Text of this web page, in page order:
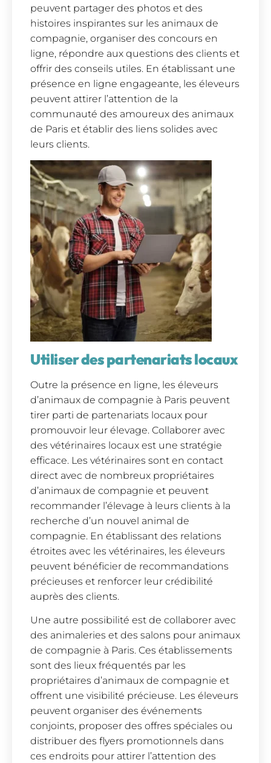
peuvent partager des photos et des
histoires inspirantes sur les animaux de
compagnie, organiser des concours en
ligne, répondre aux questions des clients et
offrir des conseils utiles. En établissant une
présence en ligne engageante, les éleveurs
peuvent attirer l’attention de la
communauté des amoureux des animaux
de Paris et établir des liens solides avec
leurs clients.
Utiliser des partenariats locaux
Outre la présence en ligne, les éleveurs
d’animaux de compagnie à Paris peuvent
tirer parti de partenariats locaux pour
promouvoir leur élevage. Collaborer avec
des vétérinaires locaux est une stratégie
efficace. Les vétérinaires sont en contact
direct avec de nombreux propriétaires
d’animaux de compagnie et peuvent
recommander l’élevage à leurs clients à la
recherche d’un nouvel animal de
compagnie. En établissant des relations
étroites avec les vétérinaires, les éleveurs
peuvent bénéficier de recommandations
précieuses et renforcer leur crédibilité
auprès des clients.
Une autre possibilité est de collaborer avec
des animaleries et des salons pour animaux
de compagnie à Paris. Ces établissements
sont des lieux fréquentés par les
propriétaires d’animaux de compagnie et
offrent une visibilité précieuse. Les éleveurs
peuvent organiser des événements
conjoints, proposer des offres spéciales ou
distribuer des flyers promotionnels dans
ces endroits pour attirer l’attention des